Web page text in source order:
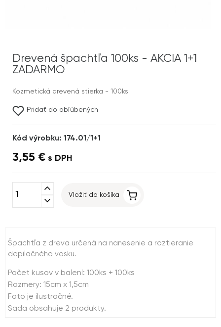
Drevená špachtľa 100ks - AKCIA 1+1
ZADARMO
Kozmetická drevená stierka - 100ks
Pridať do obľúbených
Kód výrobku: 174.01/1+1
3,55 € s DPH
expand_less
expand_more
Vložiť do košíka
Špachtľa z dreva určená na nanesenie a roztieranie
depilačného vosku.
Počet kusov v balení: 100ks + 100ks
Rozmery: 15cm x 1,5cm
Foto je ilustračné.
Sada obsahuje 2 produkty.